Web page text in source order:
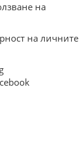
на
на личните